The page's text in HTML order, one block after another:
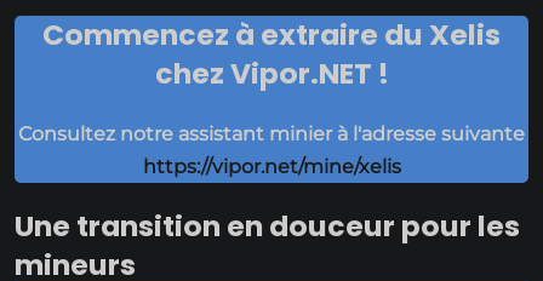
Commencez à extraire du Xelis
chez Vipor.NET !
Consultez notre assistant minier à l'adresse suivante
https://vipor.net/mine/xelis
Une transition en douceur pour les
mineurs